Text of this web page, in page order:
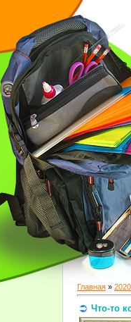
Главная » 2020
Что-то